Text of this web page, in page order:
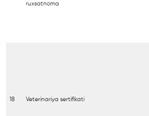
ruxsatnoma
18 Veterinariya sertifikati